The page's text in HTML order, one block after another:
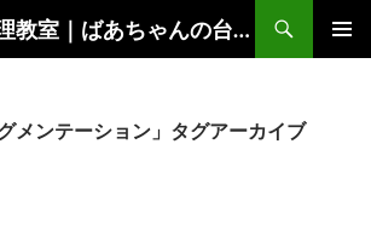
ばあちゃんの料理教室｜ばあちゃんの台所から学ぶ、食と健康の知恵
メンテーション」タグアーカイブ